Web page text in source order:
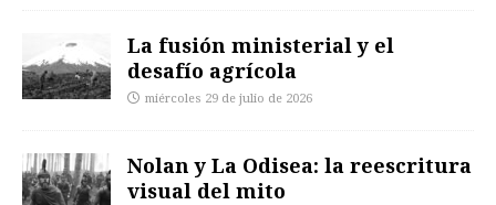
La fusión ministerial y el
desafío agrícola
miércoles 29 de julio de 2026
Nolan y La Odisea: la reescritura
visual del mito